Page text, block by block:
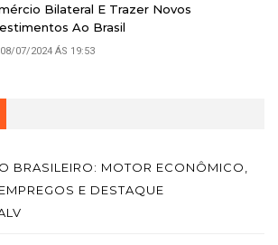
Bilateral E Trazer Novos
Ao Brasil
08/07/2024 ÁS 19:53
BRASILEIRO: MOTOR ECONÔMICO,
E DESTAQUE